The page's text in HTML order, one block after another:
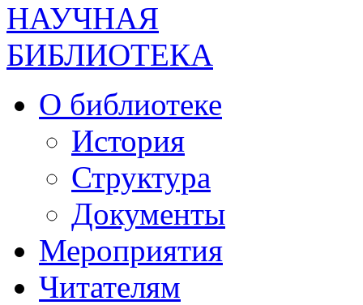
НАУЧНАЯ
БИБЛИОТЕКА
О библиотеке
История
Структура
Документы
Мероприятия
Читателям